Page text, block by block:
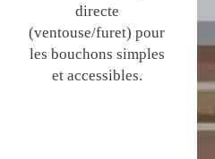
directe
(ventouse/furet) pour
les bouchons simples
et accessibles.